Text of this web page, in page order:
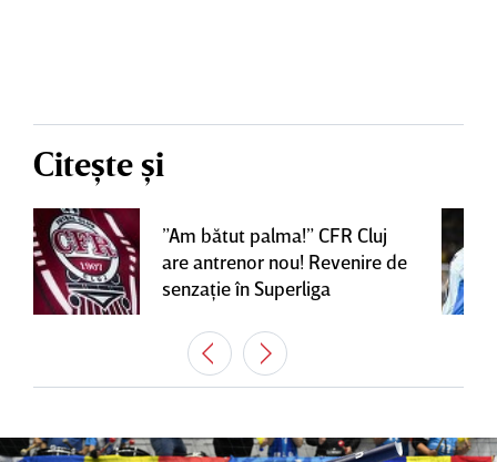
Citește și
”Am bătut palma!” CFR Cluj
are antrenor nou! Revenire de
senzaţie în Superliga